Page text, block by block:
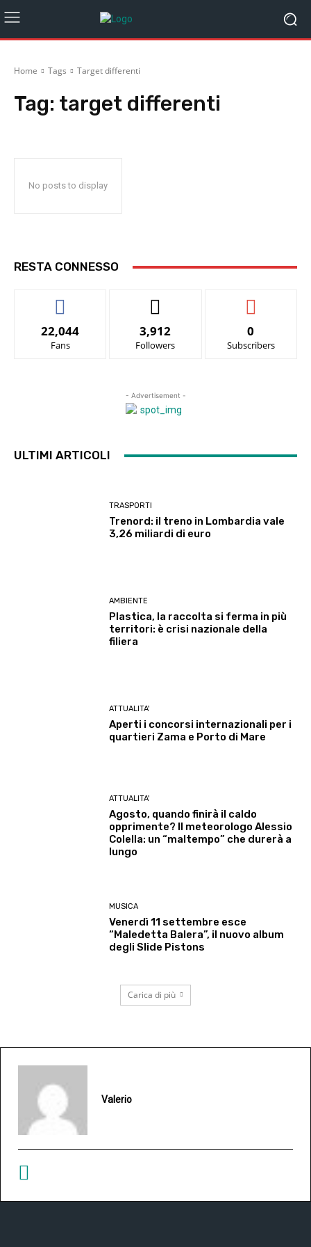
Home Tags Target differenti
Tag: target differenti
No posts to display
RESTA CONNESSO
22,044
Fans
3,912
Followers
0
Subscribers
- Advertisement -
ULTIMI ARTICOLI
TRASPORTI
Trenord: il treno in Lombardia vale
3,26 miliardi di euro
AMBIENTE
Plastica, la raccolta si ferma in più
territori: è crisi nazionale della
filiera
ATTUALITA'
Aperti i concorsi internazionali per i
quartieri Zama e Porto di Mare
ATTUALITA'
Agosto, quando finirà il caldo
opprimente? Il meteorologo Alessio
Colella: un “maltempo” che durerà a
lungo
MUSICA
Venerdì 11 settembre esce
“Maledetta Balera”, il nuovo album
degli Slide Pistons
Carica di più
Valerio